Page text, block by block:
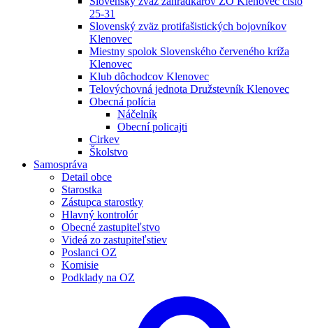
25-31
Slovenský zväz protifašistických bojovníkov
Klenovec
Miestny spolok Slovenského červeného kríža
Klenovec
Klub dôchodcov Klenovec
Telovýchovná jednota Družstevník Klenovec
Obecná polícia
Náčelník
Obecní policajti
Cirkev
Školstvo
Samospráva
Detail obce
Starostka
Zástupca starostky
Hlavný kontrolór
Obecné zastupiteľstvo
Videá zo zastupiteľstiev
Poslanci OZ
Komisie
Podklady na OZ